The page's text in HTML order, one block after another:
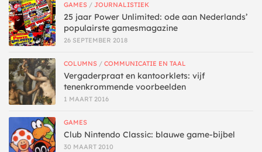
GAMES / JOURNALISTIEK
25 jaar Power Unlimited: ode aan Nederlands’
populairste gamesmagazine
26 SEPTEMBER 2018
COLUMNS / COMMUNICATIE EN TAAL
Vergaderpraat en kantoorklets: vijf
tenenkrommende voorbeelden
1 MAART 2016
GAMES
Club Nintendo Classic: blauwe game-bijbel
30 MAART 2010